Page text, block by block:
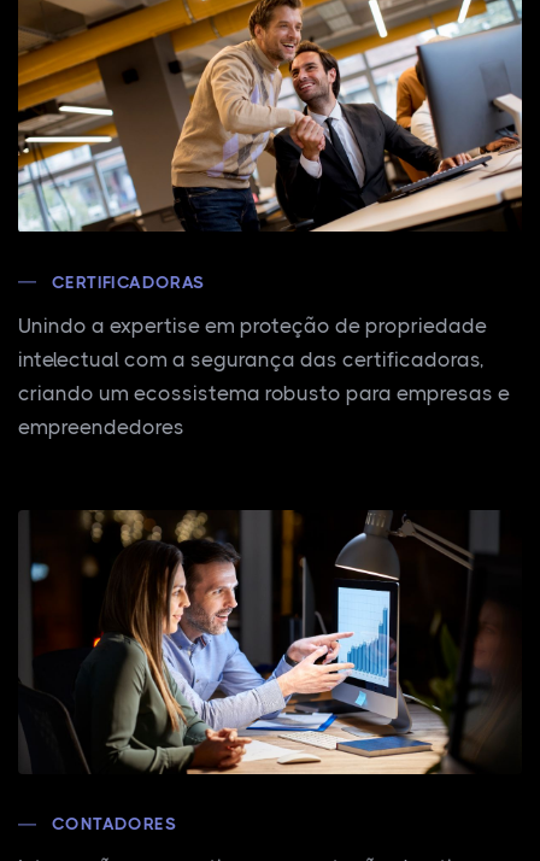
CERTIFICADORAS
Unindo a expertise em proteção de propriedade
intelectual com a segurança das certificadoras,
criando um ecossistema robusto para empresas e
empreendedores
CONTADORES